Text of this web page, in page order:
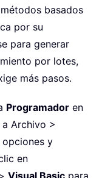
basados
por su
para generar
por lotes,
más pasos.
Programador en
Archivo >
opciones y
en